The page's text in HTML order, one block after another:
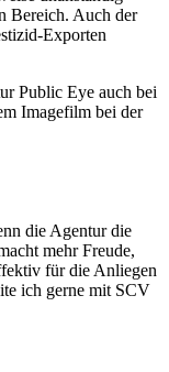
Bereich. Auch der
Exporten
Public Eye auch bei
Imagefilm bei der
die Agentur die
mehr Freude,
für die Anliegen
ich gerne mit SCV